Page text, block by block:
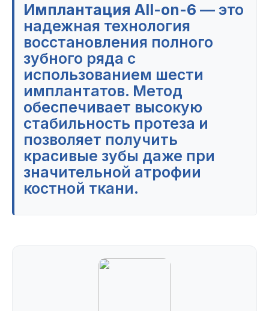
Имплантация All-on-6 — это
надежная технология
восстановления полного
зубного ряда с
использованием шести
имплантатов. Метод
обеспечивает высокую
стабильность протеза и
позволяет получить
красивые зубы даже при
значительной атрофии
костной ткани.